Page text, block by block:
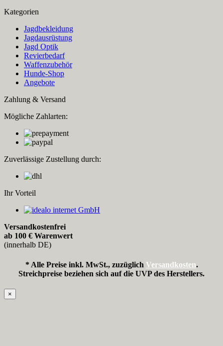
Kategorien
Jagdbekleidung
Jagdausrüstung
Jagd Optik
Revierbedarf
Waffenzubehör
Hunde-Shop
Angebote
Zahlung & Versand
Mögliche Zahlarten:
Zuverlässige Zustellung durch:
Ihr Vorteil
Versandkostenfrei
ab 100 € Warenwert
(innerhalb DE)
* Alle Preise inkl. MwSt., zuzüglich Versandkosten.
Streichpreise beziehen sich auf die UVP des Herstellers.
×